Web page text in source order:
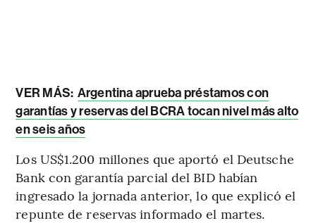
VER MÁS: Argentina aprueba préstamos con
garantías y reservas del BCRA tocan nivel más alto
en seis años
Los US$1.200 millones que aportó el Deutsche
Bank con garantía parcial del BID habían
ingresado la jornada anterior, lo que explicó el
repunte de reservas informado el martes.